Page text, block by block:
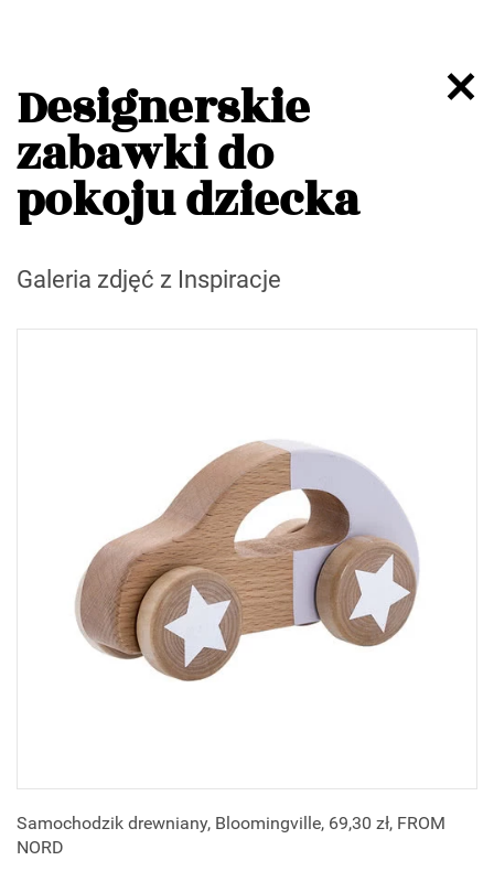
Designerskie
zabawki do
pokoju dziecka
Galeria zdjęć z Inspiracje
Samochodzik drewniany, Bloomingville, 69,30 zł, FROM
NORD